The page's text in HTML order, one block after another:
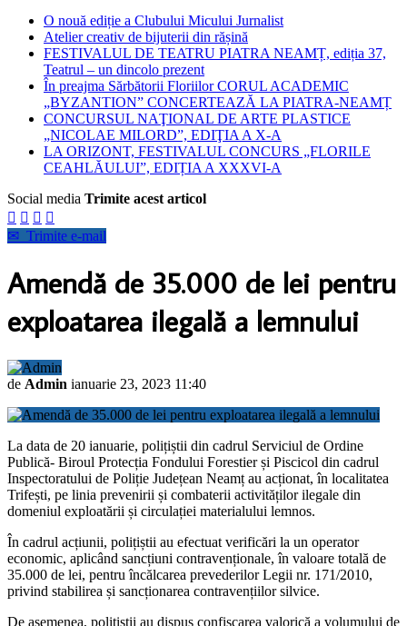
O nouă ediție a Clubului Micului Jurnalist
Atelier creativ de bijuterii din rășină
FESTIVALUL DE TEATRU PIATRA NEAMȚ, ediția 37,
Teatrul – un dincolo prezent
În preajma Sărbătorii Floriilor CORUL ACADEMIC
„BYZANTION” CONCERTEAZĂ LA PIATRA-NEAMȚ
CONCURSUL NAŢIONAL DE ARTE PLASTICE
„NICOLAE MILORD”, EDIŢIA A X-A
LA ORIZONT, FESTIVALUL CONCURS „FLORILE
CEAHLĂULUI”, EDIȚIA A XXXVI-A
Social media Trimite acest articol
   
✉ Trimite e-mail
Amendă de 35.000 de lei pentru
exploatarea ilegală a lemnului
de Admin ianuarie 23, 2023 11:40
La data de 20 ianuarie, polițiștii din cadrul Serviciul de Ordine
Publică- Biroul Protecția Fondului Forestier și Piscicol din cadrul
Inspectoratului de Poliție Județean Neamț au acționat, în localitatea
Trifești, pe linia prevenirii și combaterii activităților ilegale din
domeniul exploatării și circulației materialului lemnos.
În cadrul acțiunii, polițiștii au efectuat verificări la un operator
economic, aplicând sancțiuni contravenționale, în valoare totală de
35.000 de lei, pentru încălcarea prevederilor Legii nr. 171/2010,
privind stabilirea și sancționarea contravențiilor silvice.
De asemenea, polițiștii au dispus confiscarea valorică a volumului de